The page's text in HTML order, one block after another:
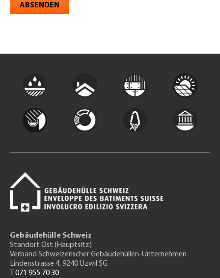
ABSENDEN
Gebäudehülle Schweiz
Standort Ost (Hauptsitz)
Verband Schweizerischer Gebäudehüllen-Unternehmen
Lindenstrasse 4, 9240 Uzwil SG
T 071 955 70 30